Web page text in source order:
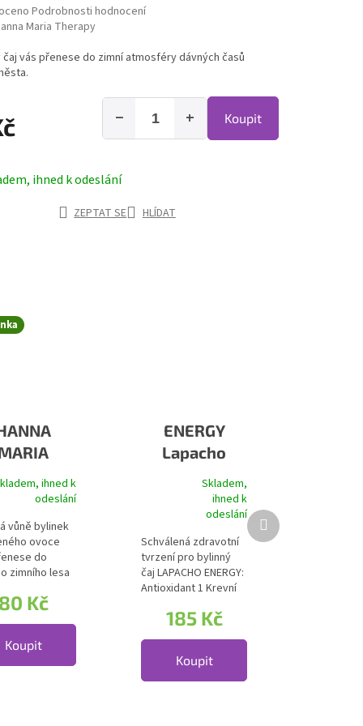
produktu je 0,0 z 5 hvězdiček.
Podrobnosti hodnocení
Maria Therapy
vás přenese do zimní atmosféry dávných časů
+
− Koupit
ihned k odeslání
ZEPTAT SE HLÍDAT
ČAJ
ŠTĚSTÍ
ihned k
odeslání
Kč
Koupit
vůně bylinek
ovoce
do
zimního lesa
ENERGY
Lapacho
Průměrné hodnocení produktu je 4,7 z 5
Skladem,
ihned k
odeslání
185 Kč
Koupit
Schválená zdravotní
tvrzení pro bylinný
čaj LAPACHO ENERGY:
Antioxidant 1 Krevní
Další produkt